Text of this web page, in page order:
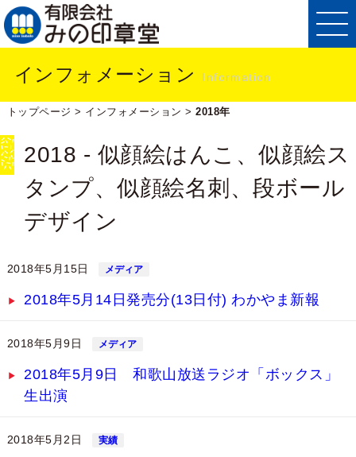
インフォメーション Information
トップページ > インフォメーション >2018年
2018 - 似顔絵はんこ、似顔絵ス
タンプ、似顔絵名刺、段ボール
デザイン
2018年5月15日 メディア
2018年5月14日発売分(13日付) わかやま新報
2018年5月9日 メディア
2018年5月9日 和歌山放送ラジオ「ボックス」
生出演
2018年5月2日 実績